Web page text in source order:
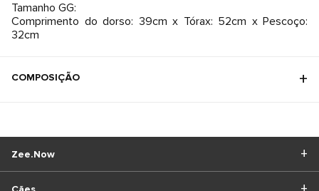
Tamanho GG:
Comprimento do dorso: 39cm x Tórax: 52cm x Pescoço:
32cm
COMPOSIÇÃO
Zee.Now